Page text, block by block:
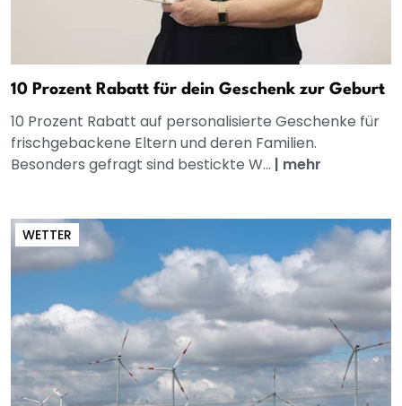
10 Prozent Rabatt für dein Geschenk zur Geburt
10 Prozent Rabatt auf personalisierte Geschenke für
frischgebackene Eltern und deren Familien.
Besonders gefragt sind bestickte W... | mehr
WETTER